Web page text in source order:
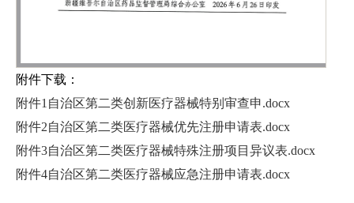
附件下载：
附件1自治区第二类创新医疗器械特别审查申.docx
附件2自治区第二类医疗器械优先注册申请表.docx
附件3自治区第二类医疗器械特殊注册项目异议表.docx
附件4自治区第二类医疗器械应急注册申请表.docx